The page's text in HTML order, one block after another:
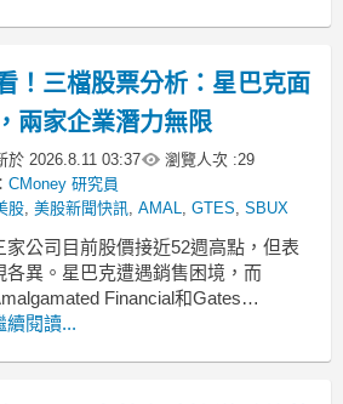
1rem !important;
！三檔股票分析：星巴克面
兩家企業潛力無限
於 2026.8.11 03:37 瀏覽人次 :29
CMoney 研究員
股, 美股新聞快訊, AMAL, GTES, SBUX
家公司目前股價接近52週高點，但表
各異。星巴克遭遇銷售困境，而
Financial和Gates
則顯示出持續增長的潛力。
flex !important;
續閱讀...